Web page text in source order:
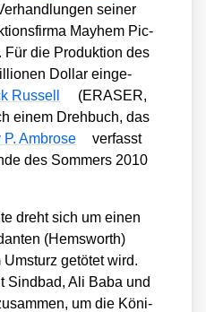
sei­ner
May­hem Pic­
Für die Pro­duk­ti­on des
Dol­lar ein­ge­
Rus­sell
(ERASER,
einem Dreh­buch, das
P. Ambro­se
ver­fasst
des Som­mers 2010
dreht sich um einen
(Hems­worth)
getö­tet wird.
Sind­bad, Ali Baba und
um die Köni­